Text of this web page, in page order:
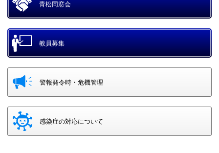
青松同窓会
教員募集
警報発令時・危機管理
感染症の対応について